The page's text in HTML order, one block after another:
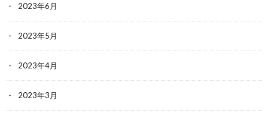
2023年6月
2023年5月
2023年4月
2023年3月